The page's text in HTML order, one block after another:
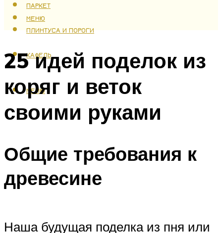
ПАРКЕТ
ПЛИНТУСА И ПОРОГИ
КАФЕЛЬ
МЕНЮ
МЕНЮ
25 идей поделок из
коряг и веток
своими руками
Общие требования к
древесине
Наша будущая поделка из пня или